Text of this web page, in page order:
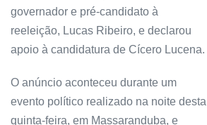
governador e pré-candidato à
reeleição, Lucas Ribeiro, e declarou
apoio à candidatura de Cícero Lucena.
O anúncio aconteceu durante um
evento político realizado na noite desta
quinta-feira, em Massaranduba, e